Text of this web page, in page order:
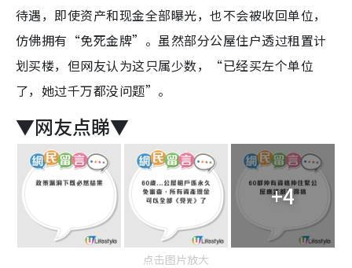
待遇，即使资产和现金全部曝光，也不会被收回单位，
仿佛拥有“免死金牌”。虽然部分公屋住户透过租置计
划买楼，但网友认为这只属少数，“已经买左个单位
了，她过千万都没问题”。
▼网友点睇▼
+4
点击图片放大